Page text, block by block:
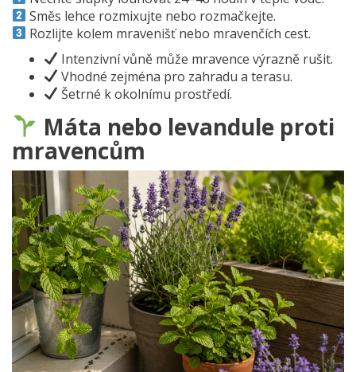
Směs lehce rozmixujte nebo rozmačkejte.
Rozlijte kolem mravenišť nebo mravenčích cest.
Intenzivní vůně může mravence výrazně rušit.
Vhodné zejména pro zahradu a terasu.
Šetrné k okolnímu prostředí.
Máta nebo levandule proti
mravencům